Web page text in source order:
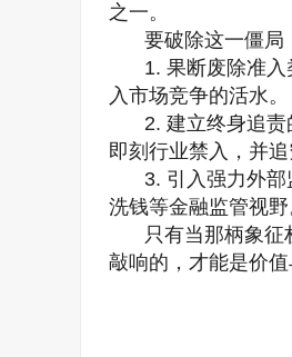
之一。
要破除这一僵局
1. 果断废除准
入市场竞争的活水。
2. 建立终身追
即刻行业禁入，并追
3. 引入强力外
洗钱等金融监管视野
只有当那柄象
敲响的，才能是价